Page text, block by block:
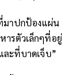
มาปกป้องแผ่น
ารตัวเล็กๆที่อยู่
ะที่บาดเจ็บ”